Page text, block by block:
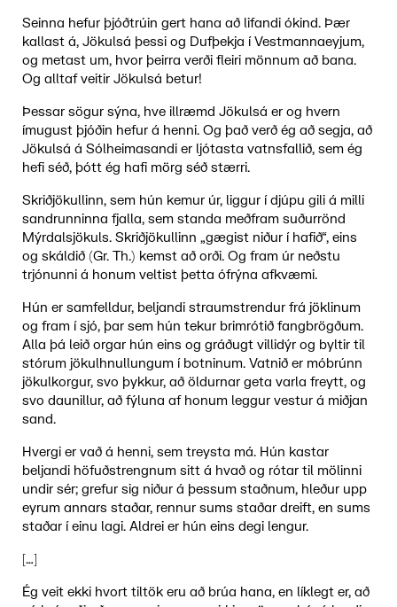
Seinna hefur þjóðtrúin gert hana að lifandi ókind. Þær
kallast á, Jökulsá þessi og Dufþekja í Vestmannaeyjum,
og metast um, hvor þeirra verði fleiri mönnum að bana.
Og alltaf veitir Jökulsá betur!
Þessar sögur sýna, hve illræmd Jökulsá er og hvern
ímugust þjóðin hefur á henni. Og það verð ég að segja, að
Jökulsá á Sólheimasandi er ljótasta vatnsfallið, sem ég
hefi séð, þótt ég hafi mörg séð stærri.
Skriðjökullinn, sem hún kemur úr, liggur í djúpu gili á milli
sandrunninna fjalla, sem standa meðfram suðurrönd
Mýrdalsjökuls. Skriðjökullinn „gægist niður í hafið“, eins
og skáldið (Gr. Th.) kemst að orði. Og fram úr neðstu
trjónunni á honum veltist þetta ófrýna afkvæmi.
Hún er samfelldur, beljandi straumstrendur frá jöklinum
og fram í sjó, þar sem hún tekur brimrótið fangbrögðum.
Alla þá leið orgar hún eins og gráðugt villidýr og byltir til
stórum jökulhnullungum í botninum. Vatnið er móbrúnn
jökulkorgur, svo þykkur, að öldurnar geta varla freytt, og
svo daunillur, að fýluna af honum leggur vestur á miðjan
sand.
Hvergi er vað á henni, sem treysta má. Hún kastar
beljandi höfuðstrengnum sitt á hvað og rótar til mölinni
undir sér; grefur sig niður á þessum staðnum, hleður upp
eyrum annars staðar, rennur sums staðar dreift, en sums
staðar í einu lagi. Aldrei er hún eins degi lengur.
[…]
Ég veit ekki hvort tiltök eru að brúa hana, en líklegt er, að